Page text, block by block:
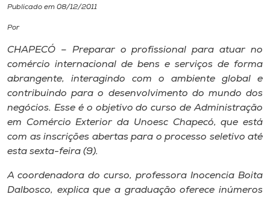
Diplomados
CPA
Biblioteca
Editora
Rádio
Publicado em 08/12/2011
Por
CHAPECÓ – Preparar o profissional para atuar no
comércio internacional de bens e serviços de forma
abrangente, interagindo com o ambiente global e
contribuindo para o desenvolvimento do mundo dos
negócios. Esse é o objetivo do curso de Administração
em Comércio Exterior da Unoesc Chapecó, que está
com as inscrições abertas para o processo seletivo até
esta sexta-feira (9).
A coordenadora do curso, professora Inocencia Boita
Dalbosco, explica que a graduação oferece inúmeros